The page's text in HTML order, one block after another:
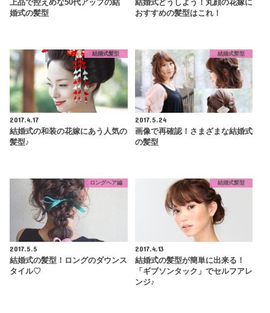
上品で控えめな50代アップの結
婚式の髪型
結婚式どうしよう！丸顔の花嫁に
おすすめの髪型はこれ！
結婚式髪型
2017.4.17
結婚式の和装の花嫁にあう人気の
髪型♪
結婚式髪型
2017.5.24
画像で再確認！さまざまな結婚式
の髪型
ロングヘア編
2017.5.5
結婚式の髪型！ロングのダウンス
タイル♡
結婚式髪型
2017.4.13
結婚式の髪型が簡単に出来る！
「ギブソンタック」でセルフアレ
ンジ♪